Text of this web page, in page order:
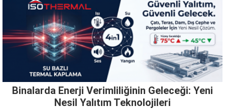
Binalarda Enerji Verimliliğinin Geleceği: Yeni
Nesil Yalıtım Teknolojileri